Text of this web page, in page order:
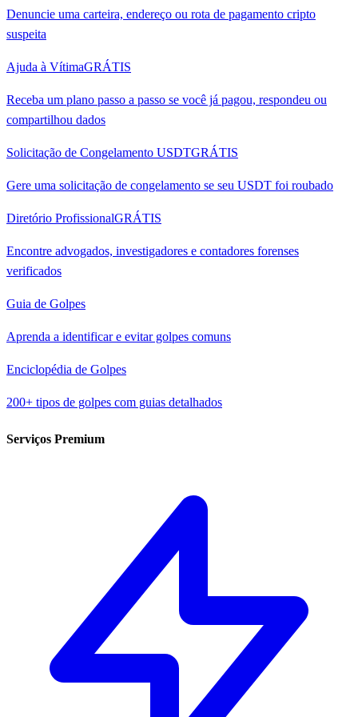
Denuncie uma carteira, endereço ou rota de pagamento cripto
suspeita
Ajuda à VítimaGRÁTIS
Receba um plano passo a passo se você já pagou, respondeu ou
compartilhou dados
Solicitação de Congelamento USDTGRÁTIS
Gere uma solicitação de congelamento se seu USDT foi roubado
Diretório ProfissionalGRÁTIS
Encontre advogados, investigadores e contadores forenses
verificados
Guia de Golpes
Aprenda a identificar e evitar golpes comuns
Enciclopédia de Golpes
200+ tipos de golpes com guias detalhados
Serviços Premium